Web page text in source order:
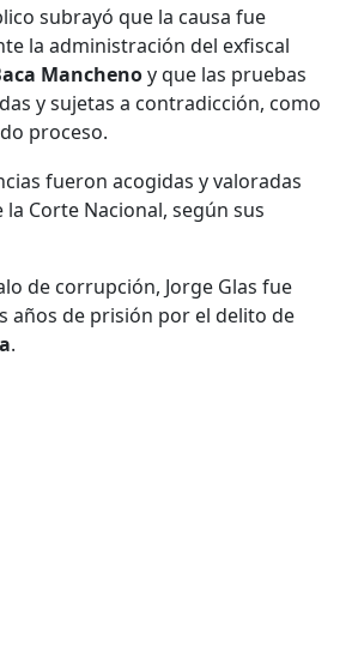
subrayó que la causa fue
la administración del exfiscal
Manchenoy que las pruebas
y sujetas a contradicción, como
proceso.
fueron acogidas y valoradas
la Corte Nacional, según sus
de corrupción, Jorge Glas fue
años de prisión por el delito de
.